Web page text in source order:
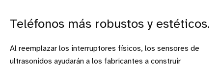
Teléfonos más robustos y estéticos.
Al reemplazar los interruptores físicos, los sensores de
ultrasonidos ayudarán a los fabricantes a construir